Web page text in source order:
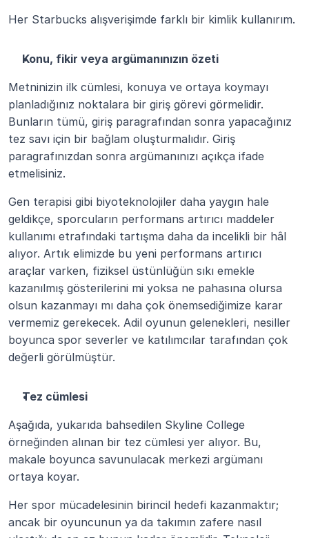
Her Starbucks alışverişimde farklı bir kimlik kullanırım.
Konu, fikir veya argümanınızın özeti
Metninizin ilk cümlesi, konuya ve ortaya koymayı
planladığınız noktalara bir giriş görevi görmelidir.
Bunların tümü, giriş paragrafından sonra yapacağınız
tez savı için bir bağlam oluşturmalıdır. Giriş
paragrafınızdan sonra argümanınızı açıkça ifade
etmelisiniz.
Gen terapisi gibi biyoteknolojiler daha yaygın hale
geldikçe, sporcuların performans artırıcı maddeler
kullanımı etrafındaki tartışma daha da incelikli bir hâl
alıyor. Artık elimizde bu yeni performans artırıcı
araçlar varken, fiziksel üstünlüğün sıkı emekle
kazanılmış gösterilerini mi yoksa ne pahasına olursa
olsun kazanmayı mı daha çok önemsediğimize karar
vermemiz gerekecek. Adil oyunun gelenekleri, nesiller
boyunca spor severler ve katılımcılar tarafından çok
değerli görülmüştür.
Tez cümlesi
Aşağıda, yukarıda bahsedilen Skyline College
örneğinden alınan bir tez cümlesi yer alıyor. Bu,
makale boyunca savunulacak merkezi argümanı
ortaya koyar.
Her spor mücadelesinin birincil hedefi kazanmaktır;
ancak bir oyuncunun ya da takımın zafere nasıl